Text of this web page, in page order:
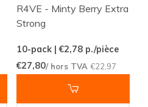
R4VE - Minty Berry Extra
Strong
10-pack | €2,78p./pièce
€27,80/ hors TVA €22,97